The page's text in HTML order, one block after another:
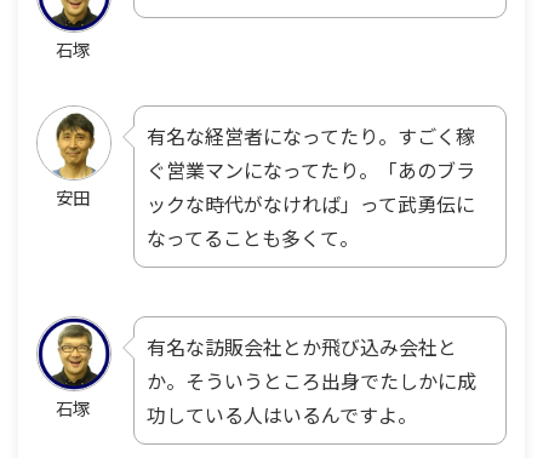
石塚
安田
有名な経営者になってたり。すごく稼
ぐ営業マンになってたり。「あのブラ
ックな時代がなければ」って武勇伝に
なってることも多くて。
石塚
有名な訪販会社とか飛び込み会社と
か。そういうところ出身でたしかに成
功している人はいるんですよ。